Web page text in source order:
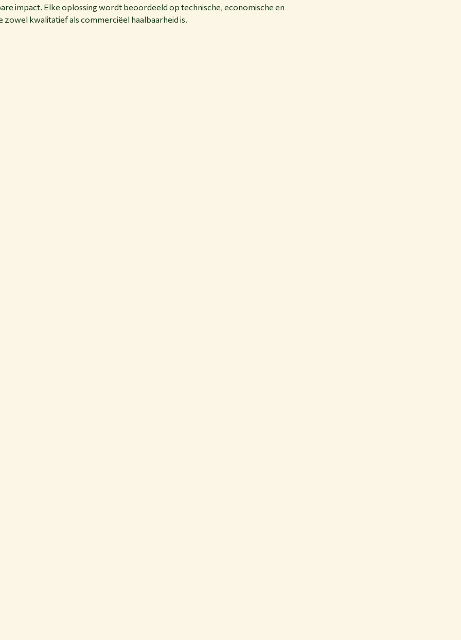
impact. Elke oplossing wordt beoordeeld op technische, economische en
zowel kwalitatief als commerciëel haalbaarheid is.